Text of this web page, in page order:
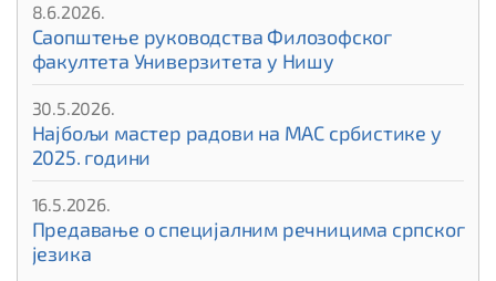
8.6.2026.
Саопштење руководства Филозофског
факултета Универзитета у Нишу
30.5.2026.
Најбољи мастер радови на МАС србистике у
2025. години
16.5.2026.
Предавање о специјалним речницима српског
језика